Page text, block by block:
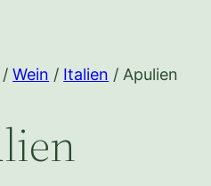
/Wein / Italien / Apulien